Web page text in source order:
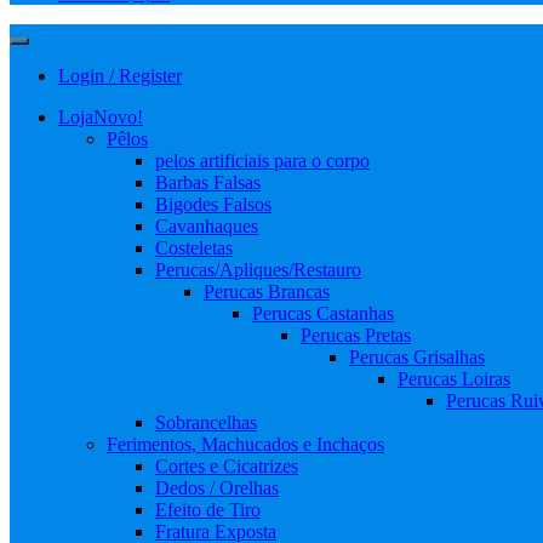
Login / Register
LojaNovo!
Pêlos
pelos artificiais para o corpo
Barbas Falsas
Bigodes Falsos
Cavanhaques
Costeletas
Perucas/Apliques/Restauro
Perucas Brancas
Perucas Castanhas
Perucas Pretas
Perucas Grisalhas
Perucas Loiras
Perucas
Sobrancelhas
Ferimentos, Machucados e Inchaços
Cortes e Cicatrizes
Dedos / Orelhas
Efeito de Tiro
Fratura Exposta